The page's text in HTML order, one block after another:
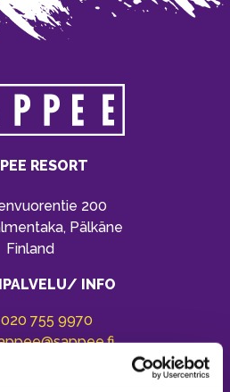
RESORT
200
Pälkäne
Finland
INFO
020 755 9970